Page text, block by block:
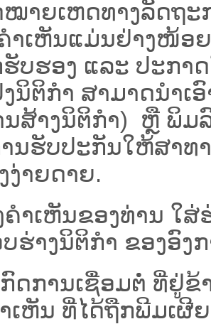
ໝາຍເຫດທາງລັດຖະ
າເຫັນແມ່ນຢ່າງໜ້ອ
ບຮອງ ແລະ ປະກາ
ນິຕິກໍາ ສາມາດນຳເ
ນສ້າງນິຕິກຳ) ຫຼື ພິມ
ນຮັບປະກັນໃຫ້ສາທ
ງ່າຍດາຍ.
າເຫັນຂອງທ່ານ ໃສ່
ຮ່າງນິຕິກຳ ຂອງອົງ
ດການເຊື່ອມຕໍ່ ທີ່ຢູ່ຂ້
ເຫັນ ທີ່ໄດ້ຖືກພີມເຜີ